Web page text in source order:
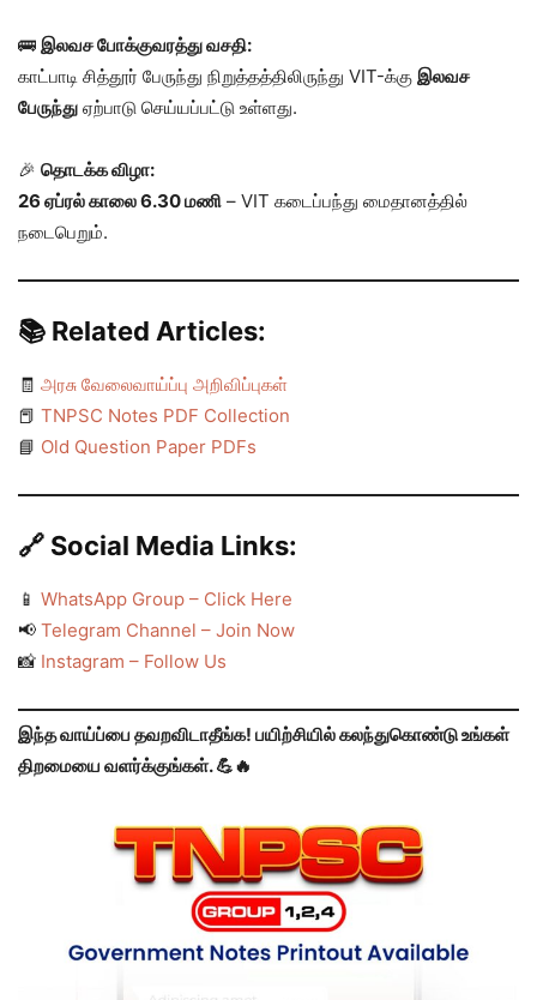
🚌 இலவச போக்குவரத்து வசதி:
காட்பாடி சித்தூர் பேருந்து நிறுத்தத்திலிருந்து VIT-க்கு இலவச
பேருந்து ஏற்பாடு செய்யப்பட்டு உள்ளது.
🎉 தொடக்க விழா:
26 ஏப்ரல் காலை 6.30 மணி – VIT கடைப்பந்து மைதானத்தில்
நடைபெறும்.
📚 Related Articles:
🧾 அரசு வேலைவாய்ப்பு அறிவிப்புகள்
📕 TNPSC Notes PDF Collection
📘 Old Question Paper PDFs
🔗 Social Media Links:
📱 WhatsApp Group – Click Here
📢 Telegram Channel – Join Now
📸 Instagram – Follow Us
இந்த வாய்ப்பை தவறவிடாதீங்க! பயிற்சியில் கலந்துகொண்டு உங்கள்
திறமையை வளர்க்குங்கள். 💪🔥